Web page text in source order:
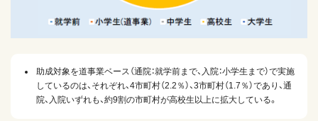
助成対象を道事業ベース（通院：就学前まで、入院：小学生まで）で実施
しているのは、それぞれ、4市町村（2.2％）、3市町村（1.7％）であり、通
院、入院いずれも、約9割の市町村が高校生以上に拡大している。